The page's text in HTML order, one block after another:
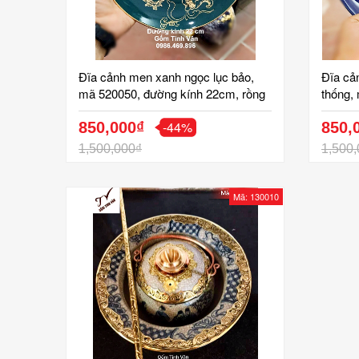
Đĩa cảnh men xanh ngọc lục bảo,
mã 520050, đường kính 22cm, rồng
cuốn mây vẽ vàng 24k, trưng bày,
quà biếu tặng sang trọng, gốm bát
tràng cao cấp
850,000₫
1,500,000₫
-44%
Đĩa
thống,
22cm,
quà
tràng
Mã: 130010